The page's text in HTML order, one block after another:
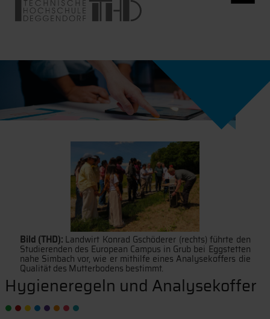
Bild (THD): Landwirt Konrad Gschöderer (rechts) führte den
Studierenden des European Campus in Grub bei Eggstetten
nahe Simbach vor, wie er mithilfe eines Analysekoffers die
Qualität des Mutterbodens bestimmt.
Hygieneregeln und Analysekoffer